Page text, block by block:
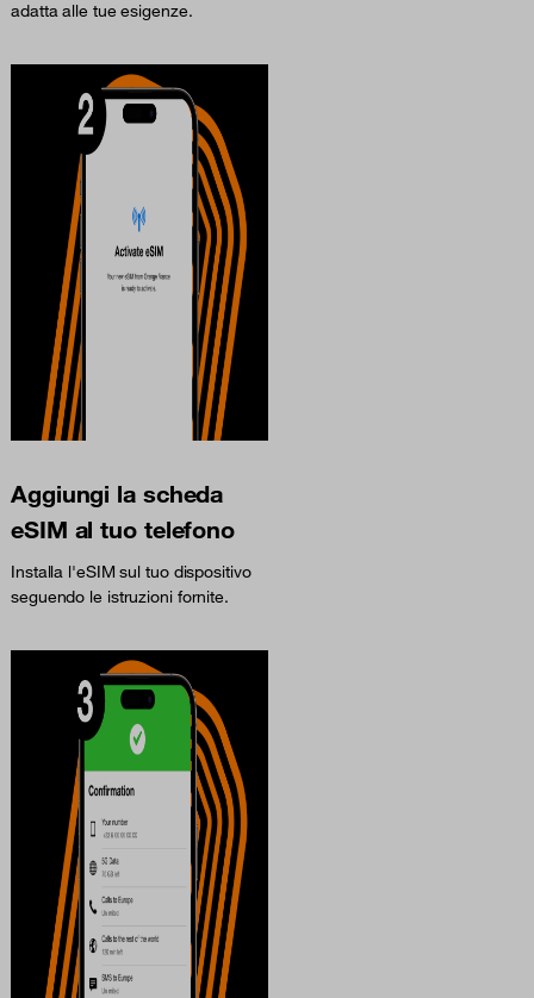
adatta alle tue esigenze.
Aggiungi la scheda
eSIM al tuo telefono
Installa l'eSIM sul tuo dispositivo
seguendo le istruzioni fornite.